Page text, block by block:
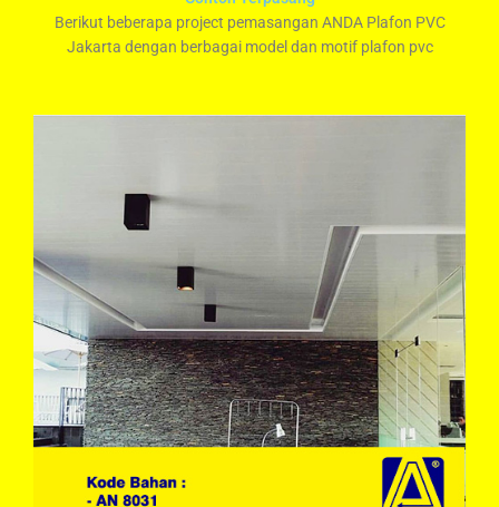
Berikut beberapa project pemasangan ANDA Plafon PVC
Jakarta dengan berbagai model dan motif plafon pvc